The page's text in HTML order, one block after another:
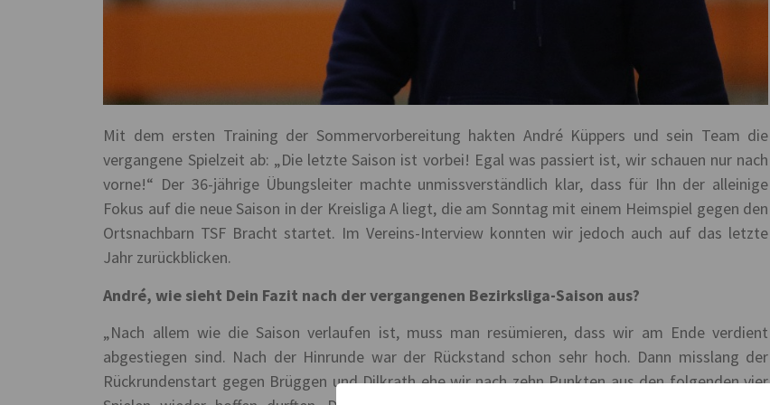
Mit dem ersten Training der Sommervorbereitung hakten André Küppers und sein Team die
vergangene Spielzeit ab: „Die letzte Saison ist vorbei! Egal was passiert ist, wir schauen nur nach
vorne!“ Der 36-jährige Übungsleiter machte unmissverständlich klar, dass für Ihn der alleinige
Fokus auf die neue Saison in der Kreisliga A liegt, die am Sonntag mit einem Heimspiel gegen den
Ortsnachbarn TSF Bracht startet. Im Vereins-Interview konnten wir jedoch auch auf das letzte
Jahr zurückblicken.
André, wie sieht Dein Fazit nach der vergangenen Bezirksliga-Saison aus?
„Nach allem wie die Saison verlaufen ist, muss man resümieren, dass wir am Ende verdient
abgestiegen sind. Nach der Hinrunde war der Rückstand schon sehr hoch. Dann misslang der
Rückrundenstart gegen Brüggen und Dilkrath ehe wir nach zehn Punkten aus den folgenden vier